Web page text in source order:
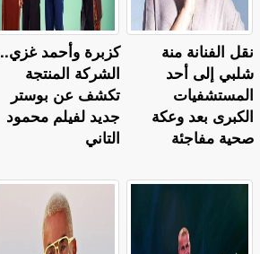
كزبرة وأحمد غزي..
الشركة المنتجة
تكشف عن بوستر
جديد لفيلم محمود
التاني
نقل الفنانة منة
شلبي إلى أحد
المستشفيات
الكبرى بعد وعكة
صحية مفاجئة